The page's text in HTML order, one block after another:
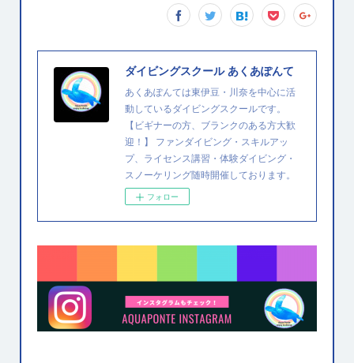
ダイビングスクール あくあぽんて
あくあぽんては東伊豆・川奈を中心に活
動しているダイビングスクールです。
【ビギナーの方、ブランクのある方大歓
迎！】 ファンダイビング・スキルアッ
プ、ライセンス講習・体験ダイビング・
スノーケリング随時開催しております。
フォロー